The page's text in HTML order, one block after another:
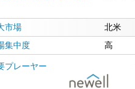
市場 北米
集中度 高
プレーヤー
© Mordor Intelligence。再利用にはCC BY
示が必要です。